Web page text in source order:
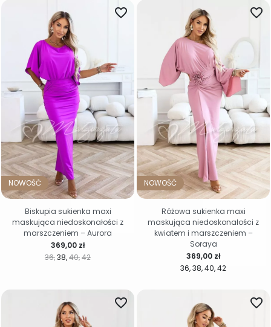
NOWOŚĆ
36 38 40 42
favorite_border
Cena
369,00 zł
Biskupia sukienka maxi
maskująca niedoskonałości z
marszczeniem – Aurora
NOWOŚĆ
36 38 40 42
favorite_border
Cena
369,00 zł
Różowa sukienka maxi
maskująca niedoskonałości z
kwiatem i marszczeniem –
Soraya
favorite_border favorite_border